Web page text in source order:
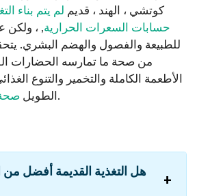
كوتشي ، الهند ، قديم لم يتم بناء
حسابات السعرات الحرارية, ، ولكن
للطبيعة والفصول والهضم البشري.
من صحة ما تمارسه الحضارات
الأطعمة الكاملة والتخمير والتنوع
الطويل صحة .